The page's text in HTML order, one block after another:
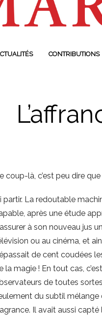
CONTRIBUTIONS
coup-là, c’est peu dire
partir. La redoutable
après une étude
à son nouveau jus
ou au cinéma, et
de cent coudées
la magie ! En tout cas,
de toutes
du subtil mélange
Il avait aussi capté